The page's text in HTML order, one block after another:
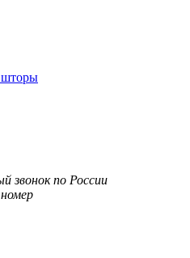
шторы
звонок по России